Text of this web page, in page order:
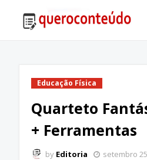
Educação Física
Quarteto
+ Ferramentas
by Editoria setembro